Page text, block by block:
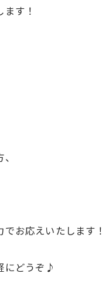
す！
お応えいたします！
にどうぞ♪